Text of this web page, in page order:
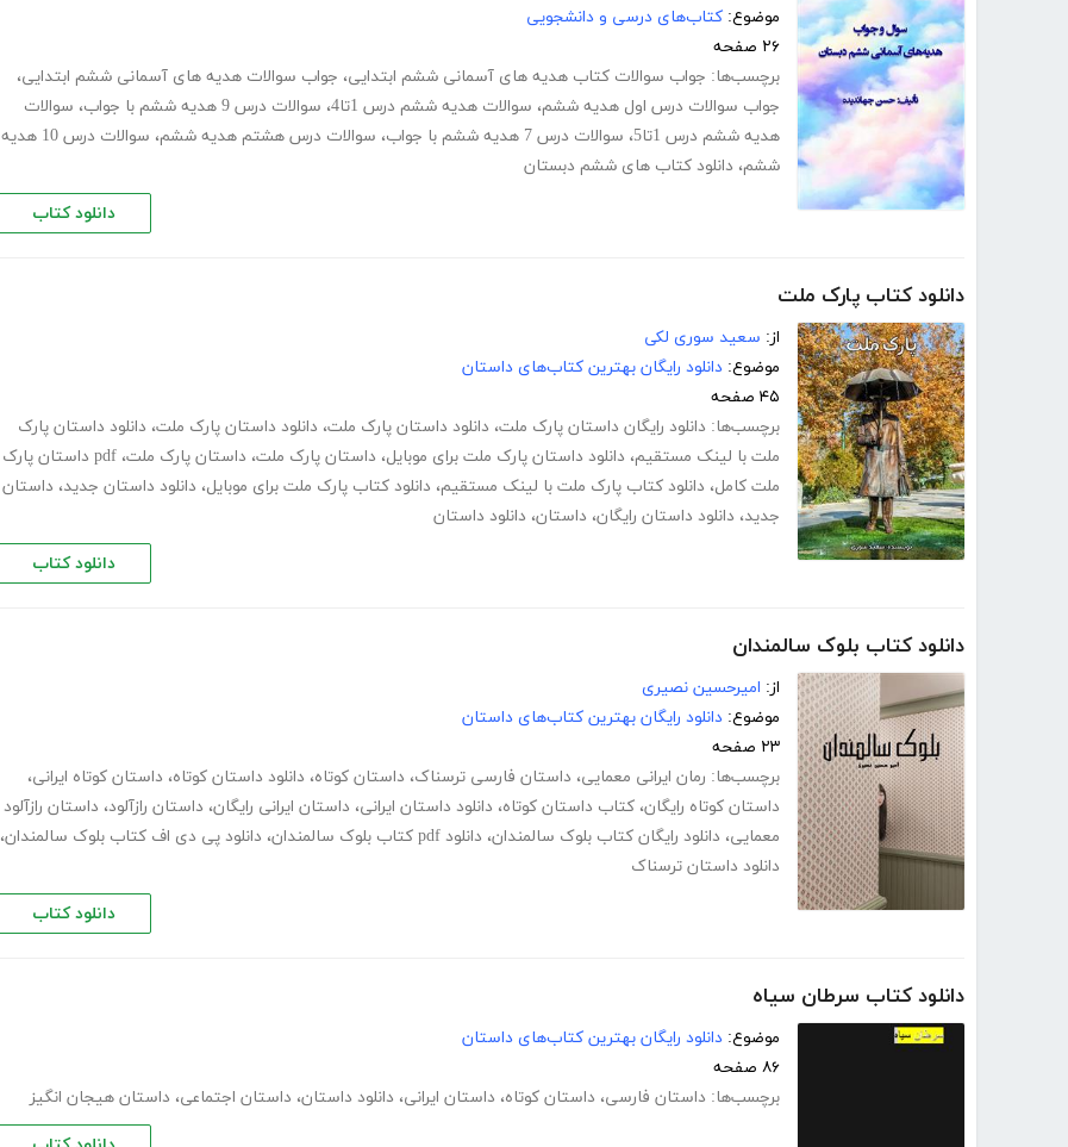
موضوع: کتاب‌های درسی و دانشجویی
۲۶ صفحه
برچسب‌ها: جواب سوالات کتاب هدیه های آسمانی ششم ابتدایی، جواب سوالات هدیه های آسمانی ششم ابتدایی،
جواب سوالات درس اول هدیه ششم، سوالات هدیه ششم درس 1تا4 ، سوالات درس 9 هدیه ششم با جواب ، سوالات
هدیه ششم درس 1تا5
، سوالات درس 7 هدیه ششم با جواب ، سوالات درس هشتم هدیه ششم،
سوالات درس 10 هدیه
ششم، دانلود کتاب های ششم دبستان
دانلود کتاب
دانلود کتاب پارک ملت
از: سعید سوری لکی
موضوع: دانلود رایگان بهترین کتاب‌های داستان
۴۵ صفحه
برچسب‌ها: دانلود رایگان داستان پارک ملت، دانلود داستان پارک ملت، دانلود داستان پارک ملت، دانلود داستان پارک
ملت با لینک مستقیم، دانلود داستان پارک ملت برای موبایل، داستان پارک ملت، داستان پارک ملت،
pdf داستان پارک
ملت کامل، دانلود کتاب پارک ملت با لینک مستقیم، دانلود کتاب پارک ملت برای موبایل، دانلود داستان جدید، داستان
جدید، دانلود داستان رایگان، داستان، دانلود داستان
دانلود کتاب
دانلود کتاب بلوک سالمندان
از: امیرحسین نصیری
موضوع: دانلود رایگان بهترین کتاب‌های داستان
۲۳ صفحه
برچسب‌ها: رمان ایرانی معمایی، داستان فارسی ترسناک، داستان کوتاه، دانلود داستان کوتاه، داستان کوتاه ایرانی،
داستان کوتاه رایگان، کتاب داستان کوتاه، دانلود داستان ایرانی، داستان ایرانی رایگان، داستان رازآلود، داستان رازآلود
معمایی، دانلود رایگان کتاب بلوک سالمندان، دانلود pdf کتاب بلوک سالمندان ، دانلود پی دی اف کتاب بلوک سالمندان،
دانلود داستان ترسناک
دانلود کتاب
دانلود کتاب سرطان سیاه
موضوع: دانلود رایگان بهترین کتاب‌های داستان
۸۶ صفحه
برچسب‌ها: داستان فارسی، داستان کوتاه، داستان ایرانی، دانلود داستان، داستان اجتماعی، داستان هیجان انگیز